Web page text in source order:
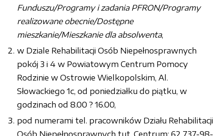
Funduszu/Programy i zadania PFRON/Programy
realizowane obecnie/Dostępne
mieszkanie/Mieszkanie dla absolwenta,
w Dziale Rehabilitacji Osób Niepełnosprawnych
pokój 3 i 4 w Powiatowym Centrum Pomocy
Rodzinie w Ostrowie Wielkopolskim, Al.
Słowackiego 1c, od poniedziałku do piątku, w
godzinach od 8.00 ? 16.00,
pod numerami tel. pracowników Działu Rehabilitacji